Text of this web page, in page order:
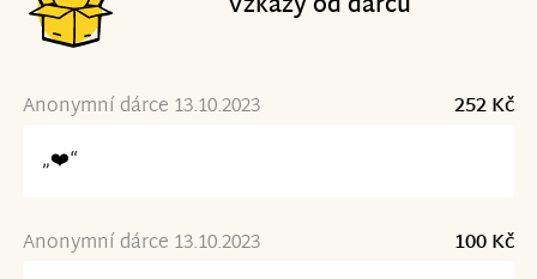
Anonymní dárce 13.10.2023
252 Kč
„❤️“
Anonymní dárce 13.10.2023
100 Kč